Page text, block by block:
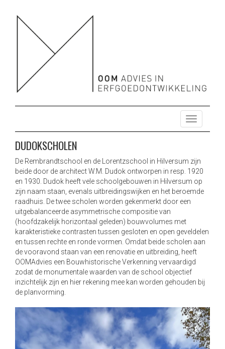
ONDERZOEK ENERGIE DUURZAAM MONUMENTEN
DUURZAAM MONUMENTEN
T
o
l
e
n
a
a
t
i
o
n
DUDOKSCHOLEN
De Rembrandtschool en de Lorentzschool in Hilversum zijn
beide door de architect W.M. Dudok ontworpen in resp. 1920
en 1930. Dudok heeft vele schoolgebouwen in Hilversum op
zijn naam staan, evenals uitbreidingswijken en het beroemde
raadhuis. De twee scholen worden gekenmerkt door een
uitgebalanceerde asymmetrische compositie van
(hoofdzakelijk horizontaal geleden) bouwvolumes met
karakteristieke contrasten tussen gesloten en open geveldelen
en tussen rechte en ronde vormen. Omdat beide scholen aan
de vooravond staan van een renovatie en uitbreiding, heeft
OOMAdvies een Bouwhistorische Verkenning vervaardigd
zodat de monumentale waarden van de school objectief
inzichtelijk zijn en hier rekening mee kan worden gehouden bij
de planvorming.